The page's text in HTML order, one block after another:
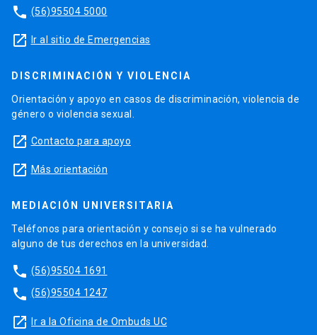
phone (56)95504 5000
launch Ir al sitio de Emergencias
DISCRIMINACIÓN Y VIOLENCIA
Orientación y apoyo en casos de discriminación, violencia de
género o violencia sexual.
launch Contacto para apoyo
launch Más orientación
MEDIACIÓN UNIVERSITARIA
Teléfonos para orientación y consejo si se ha vulnerado
alguno de tus derechos en la universidad.
phone (56)95504 1691
phone (56)95504 1247
launch Ir a la Oficina de Ombuds UC